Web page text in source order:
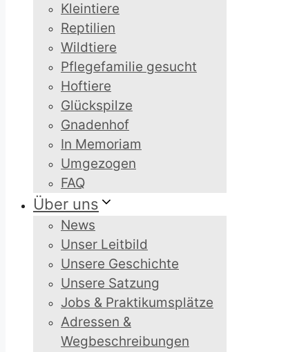
Kleintiere
Reptilien
Wildtiere
Pflegefamilie gesucht
Hoftiere
Glückspilze
Gnadenhof
In Memoriam
Umgezogen
FAQ
Über uns
News
Unser Leitbild
Unsere Geschichte
Unsere Satzung
Jobs & Praktikumsplätze
Adressen &
Wegbeschreibungen